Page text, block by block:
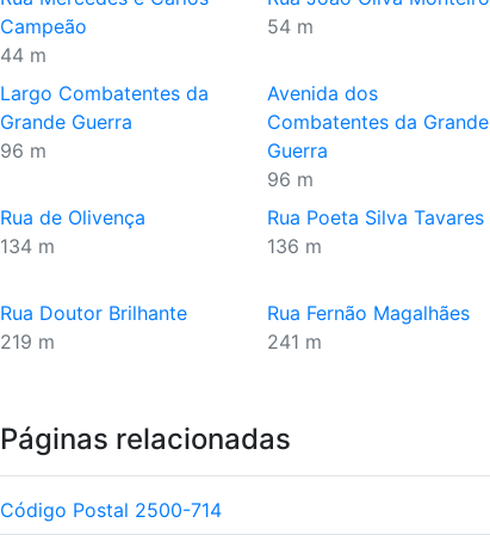
Campeão
44 m
54 m
Largo Combatentes da
Grande Guerra
96 m
Avenida dos
Combatentes da Grande
Guerra
96 m
Rua de Olivença
134 m
Rua Poeta Silva Tavares
136 m
Rua Doutor Brilhante
219 m
Rua Fernão Magalhães
241 m
Páginas relacionadas
Código Postal 2500-714